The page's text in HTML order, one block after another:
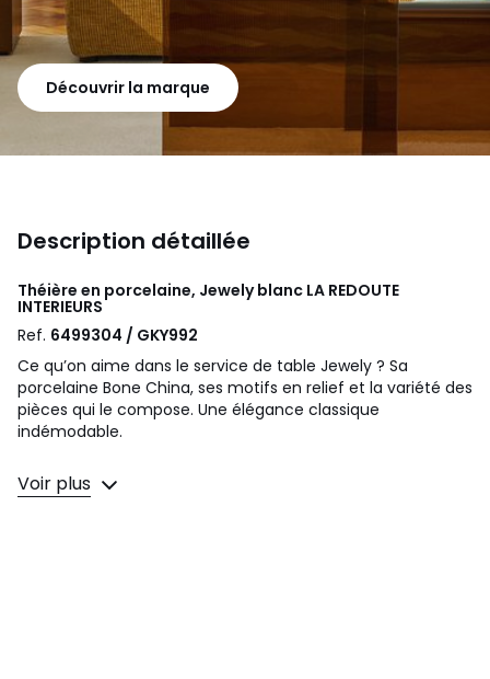
Découvrir la marque
Description détaillée
Théière en porcelaine, Jewely blanc LA REDOUTE
INTERIEURS
Ref. 6499304 / GKY992
Ce qu’on aime dans le service de table Jewely ? Sa
porcelaine Bone China, ses motifs en relief et la variété des
pièces qui le compose. Une élégance classique
indémodable.
Description
• En porcelaine Bone China
Voir plus